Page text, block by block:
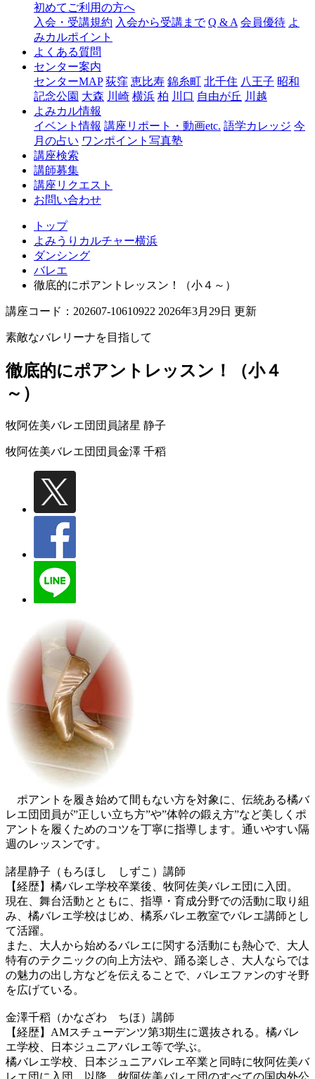
ャ
浜
初めてご利用の方へ
入会・受講規約 入会から受講まで Q & A 会員優待 よ
みカルポイント
よくある質問
センター案内
センターMAP 荻窪 恵比寿 錦糸町 北千住 八王子 昭和
記念公園 大森 川崎 横浜 柏 川口 自由が丘 川越
よみカル情報
イベント情報 講座リポート・動画etc. 語学カレッジ 今
月の占い ワンポイント写真塾
講座検索
講師募集
講座リクエスト
お問い合わせ
トップ
よみうりカルチャー横浜
ダンシング
バレエ
徹底的にポアントレッスン！（小４～）
講座コード：202607-10610922 2026年3月29日 更新
素敵なバレリーナを目指して
徹底的にポアントレッスン！（小４
～）
牧阿佐美バレエ団団員諸星 静子
牧阿佐美バレエ団団員金澤 千稻
ポアントを履き始めて間もない方を対象に、伝統ある橘バ
レエ団団員が”正しい立ち方”や”体幹の鍛え方”など美しくポ
アントを履くためのコツを丁寧に指導します。通いやすい隔
週のレッスンです。
諸星静子（もろほし しずこ）講師
【経歴】橘バレエ学校卒業後、牧阿佐美バレエ団に入団。
現在、舞台活動とともに、指導・育成分野での活動に取り組
み、橘バレエ学校はじめ、橘系バレエ教室でバレエ講師とし
て活躍。
また、大人から始めるバレエに関する活動にも熱心で、大人
特有のテクニックの向上方法や、踊る楽しさ、大人ならでは
の魅力の出し方などを伝えることで、バレエファンのすそ野
を広げている。
金澤千稻（かなざわ ちほ）講師
【経歴】AMスチューデンツ第3期生に選抜される。橘バレ
エ学校、日本ジュニアバレエ等で学ぶ。
橘バレエ学校、日本ジュニアバレエ卒業と同時に牧阿佐美バ
レエ団に入団。以降、牧阿佐美バレエ団のすべての国内外公